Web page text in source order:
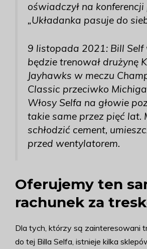
oświadczył na
„Układanka pasuje do
9 listopada 2021: Bill Self
będzie trenował drużynę
Jayhawks w meczu
Classic przeciwko
Włosy Selfa na głowie
takie same przez pięć lat.
schłodzić cement,
przed wentylatorem.
Oferujemy ten
rachunek za
Dla tych, którzy są zainteresowani
do tej Billa Selfa, istnieje kilka